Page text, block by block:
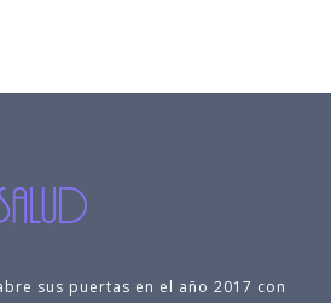
sus puertas en el año 2017 con